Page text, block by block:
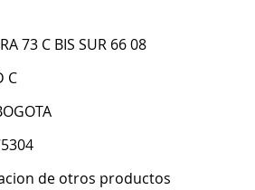
73 C BIS SUR 66 08
C
de otros productos